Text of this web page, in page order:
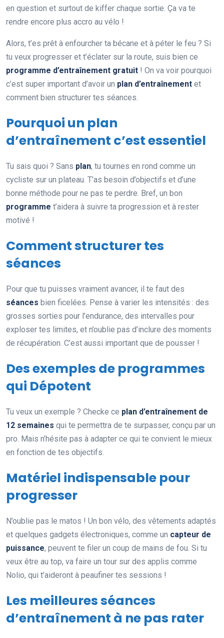
en question et surtout de kiffer chaque sortie. Ça va te
rendre encore plus accro au vélo !
Alors, t’es prêt à enfourcher ta bécane et à péter le feu ? Si
tu veux progresser et t’éclater sur la route, suis bien ce
programme d’entraînement gratuit ! On va voir pourquoi
c’est super important d’avoir un plan d’entraînement et
comment bien structurer tes séances.
Pourquoi un plan
d’entraînement c’est essentiel
Tu sais quoi ? Sans plan, tu tournes en rond comme un
cycliste sur un plateau. T’as besoin d’objectifs et d’une
bonne méthode pour ne pas te perdre. Bref, un bon
programme t’aidera à suivre ta progression et à rester
motivé !
Comment structurer tes
séances
Pour que tu puisses vraiment avancer, il te faut des
séances bien ficelées. Pense à varier les intensités : des
grosses sorties pour l’endurance, des intervalles pour
exploser tes limites, et n’oublie pas d’inclure des moments
de récupération. C’est aussi important que de pousser !
Des exemples de programmes
qui Dépotent
Tu veux un exemple ? Checke ce plan d’entraînement de
12 semaines qui te permettra de te surpasser, conçu par un
pro. Mais n’hésite pas à adapter ce qui te convient le mieux
en fonction de tes objectifs.
Matériel indispensable pour
progresser
N’oublie pas le matos ! Un bon vélo, des vêtements adaptés
et quelques gadgets électroniques, comme un capteur de
puissance, peuvent te filer un coup de mains de fou. Si tu
veux être au top, va faire un tour sur des applis comme
Nolio, qui t’aideront à peaufiner tes sessions !
Les meilleures séances
d’entraînement à ne pas rater